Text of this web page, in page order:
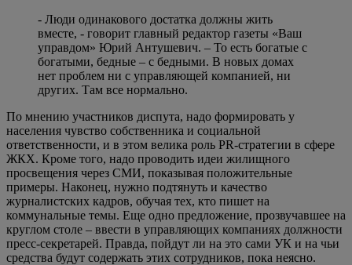
- Люди одинакового достатка должны жить
вместе, - говорит главный редактор газеты «Ваш
управдом» Юрий Антушевич. – То есть богатые с
богатыми, бедные – с бедными. В новых домах
нет проблем ни с управляющей компанией, ни
других. Там все нормально.
По мнению участников диспута, надо формировать у
населения чувство собственника и социальной
ответственности, и в этом велика роль PR-стратегии в сфере
ЖКХ. Кроме того, надо проводить идеи жилищного
просвещения через СМИ, показывая положительные
примеры. Наконец, нужно подтянуть и качество
журналистских кадров, обучая тех, кто пишет на
коммунальные темы. Еще одно предложение, прозвучавшее на
круглом столе – ввести в управляющих компаниях должности
пресс-секретарей. Правда, пойдут ли на это сами УК и на чьи
средства будут содержать этих сотрудников, пока неясно.